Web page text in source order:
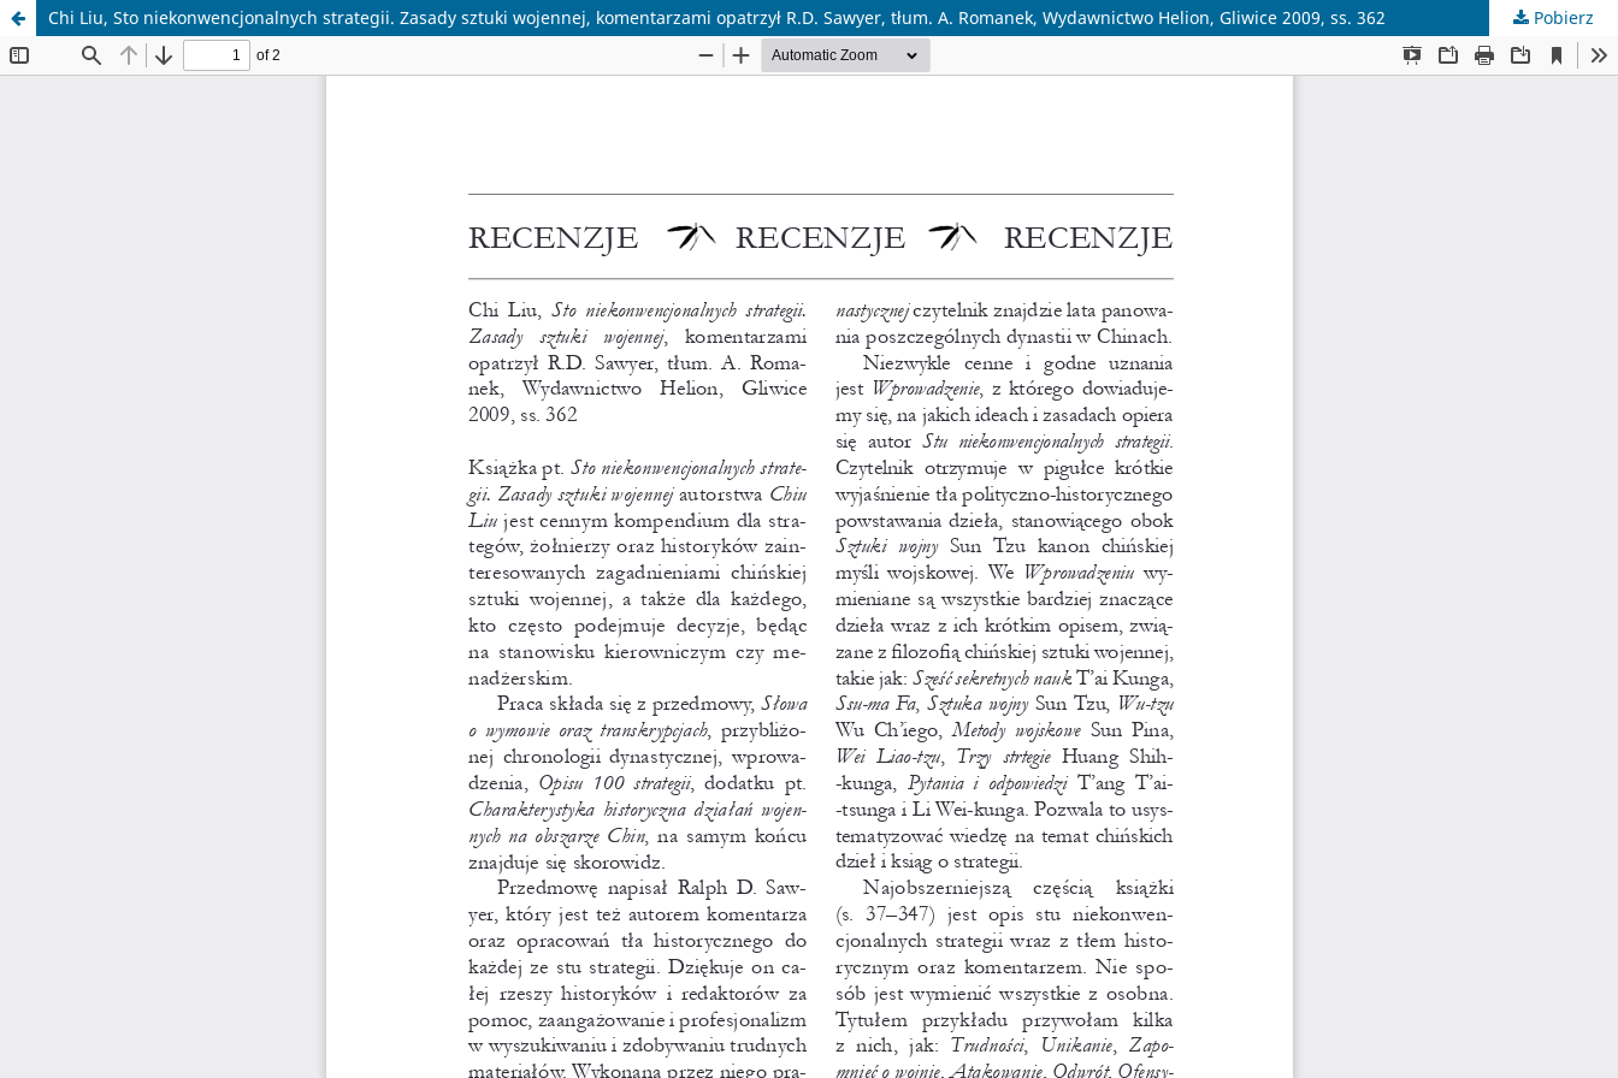
Chi Liu, Sto niekonwencjonalnych strategii. Zasady sztuki wojennej, komentarzami opatrzył R.D. Sawyer, tłum. A. Romanek, Wydawnictwo Helion, Gliwice 2009, ss. 362 Pobierz